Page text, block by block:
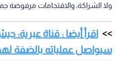
ولا الشراكة، والاقتحامات مرفوضة
اقرأ أيضا : قناة عبرية:
سيواصل عملياته بالضفة